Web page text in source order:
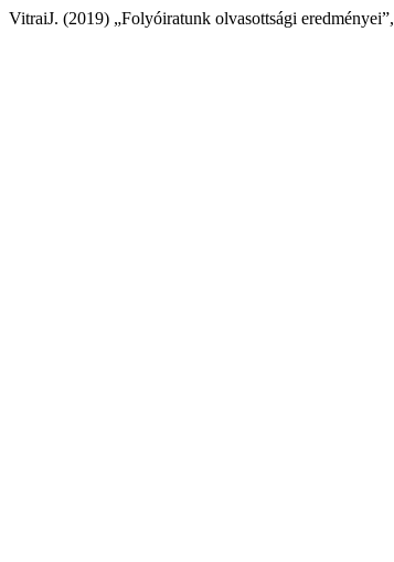
VitraiJ. (2019) „Folyóiratunk olvasottsági eredményei”,